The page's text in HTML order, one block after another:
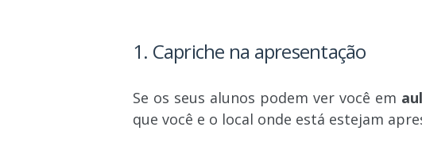
1. Capriche na apresentação
Se os seus alunos podem ver você em
que você e o local onde está estejam